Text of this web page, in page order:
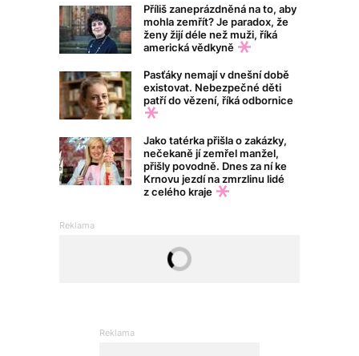
Příliš zaneprázdněná na to, aby
mohla zemřít? Je paradox, že
ženy žijí déle než muži, říká
americká vědkyně
Pasťáky nemají v dnešní době
existovat. Nebezpečné děti
patří do vězení, říká odbornice
Jako tatérka přišla o zakázky,
nečekaně jí zemřel manžel,
přišly povodně. Dnes za ní ke
Krnovu jezdí na zmrzlinu lidé
z celého kraje